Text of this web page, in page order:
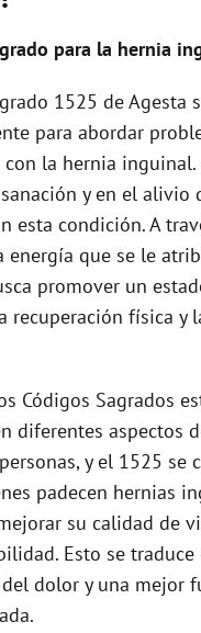
e
o
para la hernia
1525 de Agesta
para abordar
con la hernia
y en el alivio
esta condición. A
energía que se le
promover un
recuperación física y
Códigos Sagrados
diferentes aspectos
y el 1525 se
padecen hernias
su calidad de
Esto se traduce
dolor y una mejor